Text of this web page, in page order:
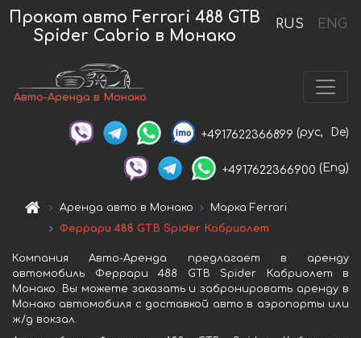
RUS ENG
Прокат авто Ferrari 488 GTB
Spider Cabrio в Монако
Авто-Аренда в Монако
+4917622366899 (рус, De)
+4917622366900 (Eng)
Аренда авто в Монако
Марка Ferrari
Феррари 488 GTB Spider Кабриолет
Компания Авто-Аренда предлагает в аренду
автомобиль Феррари 488 GTB Spider Кабриолет в
Монако. Вы можете заказать и забронировать аренду в
Монако автомобиля с доставкой авто в аэропорты или
ж/д вокзал.